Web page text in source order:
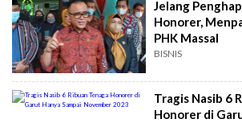
Jelang
Honorer,
PHK Massal
BISNIS
Tragis Nasib 6
Honorer di